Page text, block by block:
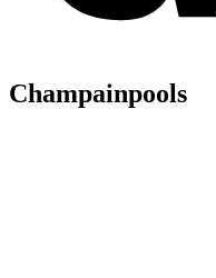
Champainpools